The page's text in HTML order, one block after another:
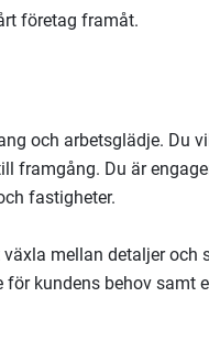
företag framåt.
och arbetsglädje. Du
framgång. Du är
fastigheter.
mellan detaljer och
kundens behov samt